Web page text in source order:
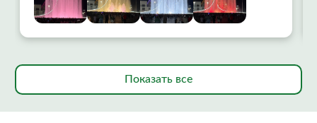
Показать все